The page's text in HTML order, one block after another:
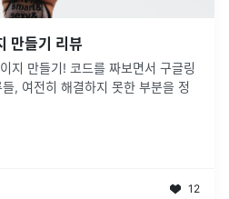
만들기 리뷰
지 만들기! 코드를 짜보면서 구글링
, 여전히 해결하지 못한 부분을 정
12